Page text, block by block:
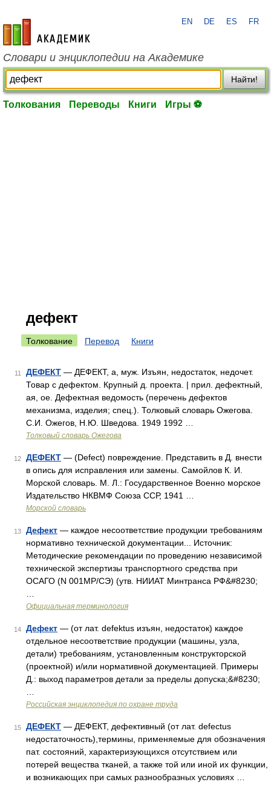
academic.ru
EN DE ES FR
Словари и энциклопедии на Академике
Найти!
Толкования Переводы Книги Игры ⚽
дефект
Толкование Перевод Книги
11 ДЕФЕКТ — ДЕФЕКТ, а, муж. Изъян, недостаток, недочет.
Товар с дефектом. Крупный д. проекта. | прил. дефектный,
ая, ое. Дефектная ведомость (перечень дефектов
механизма, изделия; спец.). Толковый словарь Ожегова.
С.И. Ожегов, Н.Ю. Шведова. 1949 1992 …
Толковый словарь Ожегова
12 ДЕФЕКТ — (Defect) повреждение. Представить в Д. внести
в опись для исправления или замены. Самойлов К. И.
Морской словарь. М. Л.: Государственное Военно морское
Издательство НКВМФ Союза ССР, 1941 …
Морской словарь
13 Дефект — каждое несоответствие продукции требованиям
нормативно технической документации... Источник:
Методические рекомендации по проведению независимой
технической экспертизы транспортного средства при
ОСАГО (N 001МР/СЭ) (утв. НИИАТ Минтранса РФ&#8230;
Официальная терминология
14 Дефект — (от лат. defektus изъян, недостаток) каждое
отдельное несоответствие продукции (машины, узла,
детали) требованиям, установленным конструкторской
(проектной) и/или нормативной документацией. Примеры
Д.: выход параметров детали за пределы допуска;&#8230;
Российская энциклопедия по охране труда
15 ДЕФЕКТ — ДЕФЕКТ, дефективный (от лат. defectus
недостаточность),термины, применяемые для обозначения
пат. состояний, характеризующихся отсутствием или
потерей вещества тканей, а также той или иной их функции,
и возникающих при самых разнообразных условиях …